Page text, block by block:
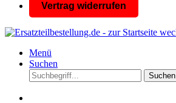
Vertrag widerrufen
Menü
Suchen
Suchen